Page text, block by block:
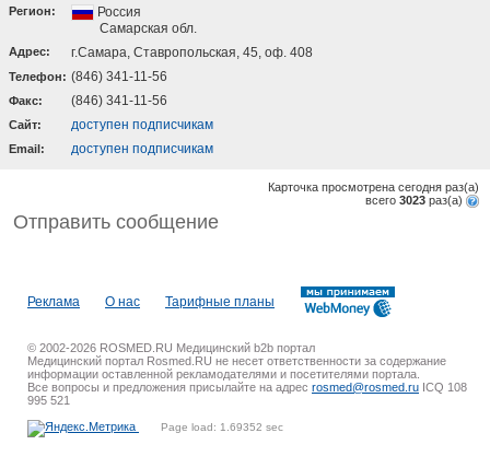
Регион:
Россия
Самарская обл.
Адрес: г.Самара, Ставропольская, 45, оф. 408
Телефон: (846) 341-11-56
Факс: (846) 341-11-56
Cайт: доступен подписчикам
Email: доступен подписчикам
Карточка просмотрена сегодня раз(a)
всего 3023 раз(a)
Отправить сообщение
Реклама О нас Тарифные планы
© 2002-2026 ROSMED.RU Медицинский b2b портал
Медицинский портал Rosmed.RU не несет ответственности за содержание
информации оставленной рекламодателями и посетителями портала.
Все вопросы и предложения присылайте на адрес rosmed@rosmed.ru ICQ 108
995 521
Page load: 1.69352 sec